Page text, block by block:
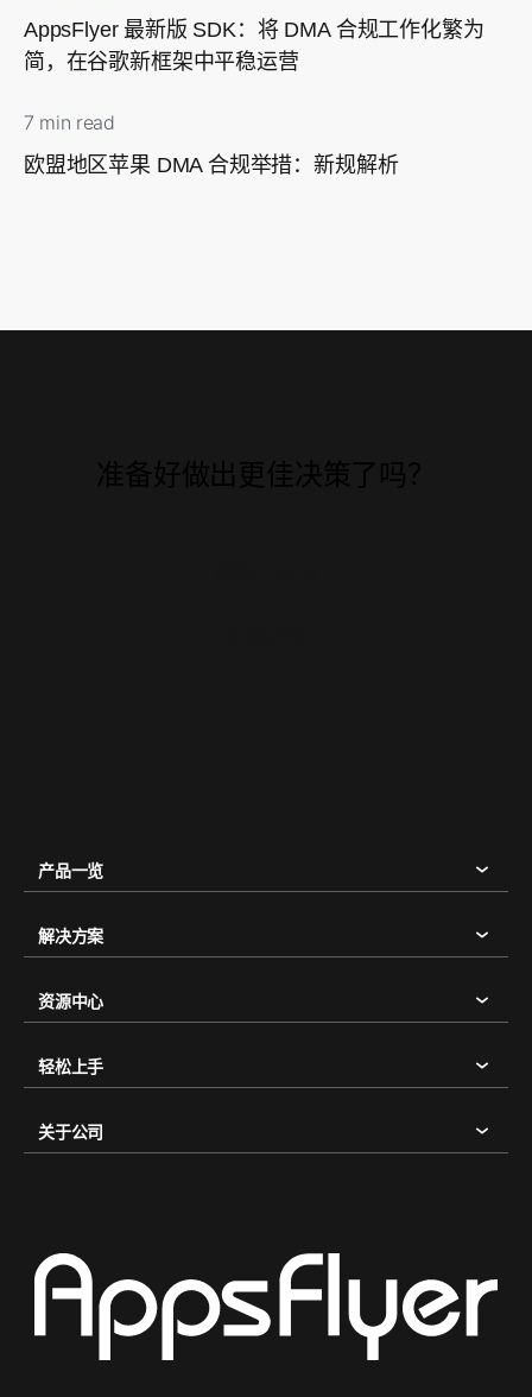
AppsFlyer 最新版 SDK：将 DMA 合规工作化繁为
简，在谷歌新框架中平稳运营
7 min read
欧盟地区苹果 DMA 合规举措：新规解析
产品一览
解决方案
资源中心
轻松上手
关于公司